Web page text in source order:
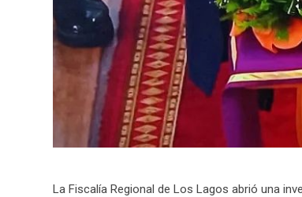
La Fiscalía Regional de Los Lagos abrió una